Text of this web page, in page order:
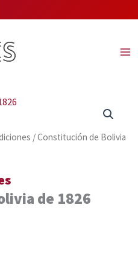
/ Constitución de Bolivia
de 1826